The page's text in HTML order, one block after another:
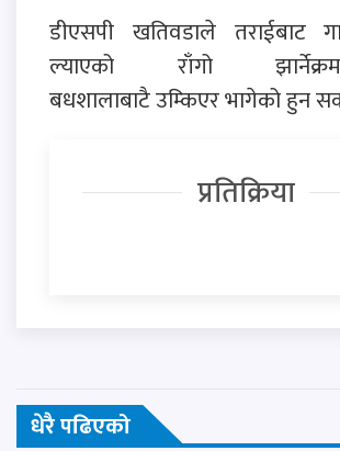
डीएसपी खतिवडाले तराईबाट
ल्याएको राँगो
बधशालाबाटै उम्किएर भागेको हुन
प्रतिक्रिया
धेरै पढिएको